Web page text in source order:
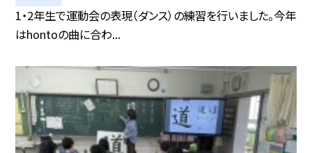
1・2年生で運動会の表現（ダンス）の練習を行いました。今年
はhontoの曲に合わ...